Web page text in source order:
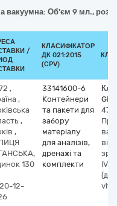
вакуумна: Об'єм 9 мл.,
/
КЛАСИФІКАТОР
ДК 021:2015
(CPV)
,
,
,
,
130
12-
33141600-6
Контейнери
та пакети для
забору
матеріалу
для аналізів,
дренажі та
комплекти
IVD